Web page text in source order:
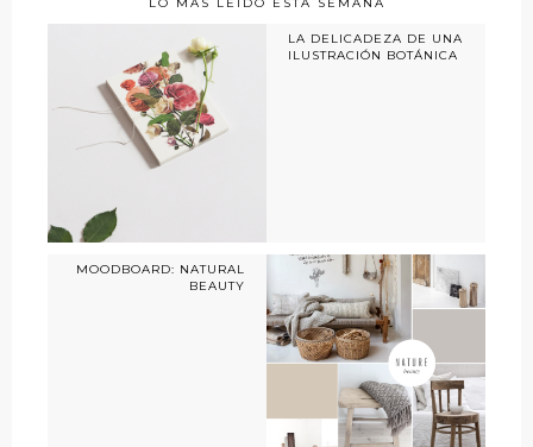
LA DELICADEZA DE UNA
ILUSTRACIÓN BOTÁNICA
MOODBOARD: NATURAL
BEAUTY